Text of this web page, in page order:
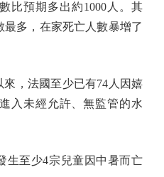
比預期多出約1000人。其
最多，在家死亡人數暴增了
，法國至少已有74人因嬉
入未經允許、無監管的水
至少4宗兒童因中暑而亡